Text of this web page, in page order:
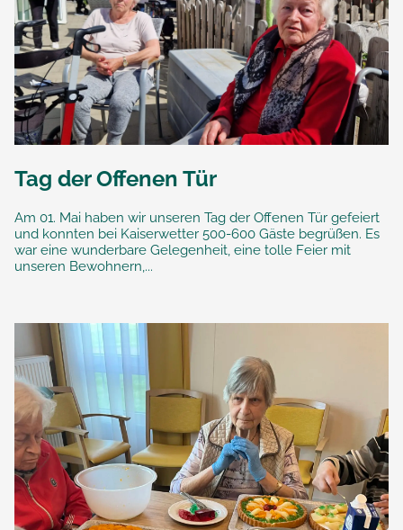
Tag der Offenen Tür
Am 01. Mai haben wir unseren Tag der Offenen Tür gefeiert
und konnten bei Kaiserwetter 500-600 Gäste begrüßen. Es
war eine wunderbare Gelegenheit, eine tolle Feier mit
unseren Bewohnern,...